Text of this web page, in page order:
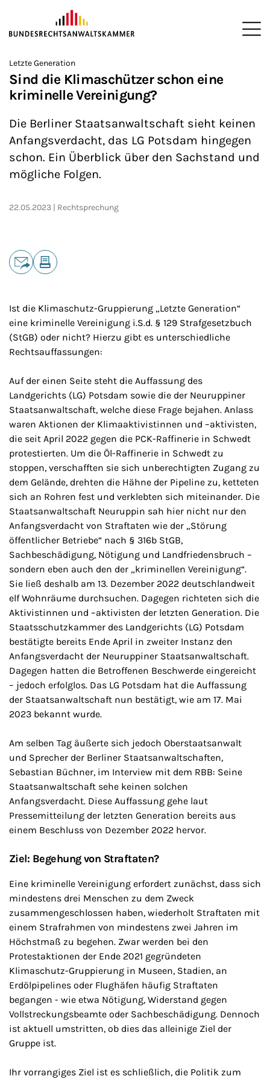
ZUM HAUPTINHALT SPRINGEN
Sie befinden sich hier:
>
Startseite
>
Newsroom
Letzte Generation
Sind die Klimaschützer schon eine
kriminelle Vereinigung?
Die Berliner Staatsanwaltschaft sieht keinen
Anfangsverdacht, das LG Potsdam hingegen
schon. Ein Überblick über den Sachstand und
mögliche Folgen.
22.05.2023 Rechtsprechung
Teilen
Ist die Klimaschutz-Gruppierung „Letzte Generation“
eine kriminelle Vereinigung i.S.d. § 129 Strafgesetzbuch
(StGB) oder nicht? Hierzu gibt es unterschiedliche
Rechtsauffassungen:
Auf der einen Seite steht die Auffassung des
Landgerichts (LG) Potsdam sowie die der Neuruppiner
Staatsanwaltschaft, welche diese Frage bejahen. Anlass
waren Aktionen der Klimaaktivistinnen und –aktivisten,
die seit April 2022 gegen die PCK-Raffinerie in Schwedt
protestierten. Um die Öl-Raffinerie in Schwedt zu
stoppen, verschafften sie sich unberechtigten Zugang zu
dem Gelände, drehten die Hähne der Pipeline zu, ketteten
sich an Rohren fest und verklebten sich miteinander. Die
Staatsanwaltschaft Neuruppin sah hier nicht nur den
Anfangsverdacht von Straftaten wie der „Störung
öffentlicher Betriebe“ nach § 316b StGB,
Sachbeschädigung, Nötigung und Landfriedensbruch –
sondern eben auch den der „kriminellen Vereinigung“.
Sie ließ deshalb am 13. Dezember 2022 deutschlandweit
elf Wohnräume durchsuchen. Dagegen richteten sich die
Aktivistinnen und –aktivisten der letzten Generation. Die
Staatsschutzkammer des Landgerichts (LG) Potsdam
bestätigte bereits Ende April in zweiter Instanz den
Anfangsverdacht der Neuruppiner Staatsanwaltschaft.
Dagegen hatten die Betroffenen Beschwerde eingereicht
– jedoch erfolglos. Das LG Potsdam hat die Auffassung
der Staatsanwaltschaft nun bestätigt, wie am 17. Mai
2023 bekannt wurde.
Am selben Tag äußerte sich jedoch Oberstaatsanwalt
und Sprecher der Berliner Staatsanwaltschaften,
Sebastian Büchner, im Interview mit dem RBB: Seine
Staatsanwaltschaft sehe keinen solchen
Anfangsverdacht. Diese Auffassung gehe laut
Pressemitteilung der letzten Generation bereits aus
einem Beschluss von Dezember 2022 hervor.
Ziel: Begehung von Straftaten?
Eine kriminelle Vereinigung erfordert zunächst, dass sich
mindestens drei Menschen zu dem Zweck
zusammengeschlossen haben, wiederholt Straftaten mit
einem Strafrahmen von mindestens zwei Jahren im
Höchstmaß zu begehen. Zwar werden bei den
Protestaktionen der Ende 2021 gegründeten
Klimaschutz-Gruppierung in Museen, Stadien, an
Erdölpipelines oder Flughäfen häufig Straftaten
begangen - wie etwa Nötigung, Widerstand gegen
Vollstreckungsbeamte oder Sachbeschädigung. Dennoch
ist aktuell umstritten, ob dies das alleinige Ziel der
Gruppe ist.
Ihr vorrangiges Ziel ist es schließlich, die Politik zum